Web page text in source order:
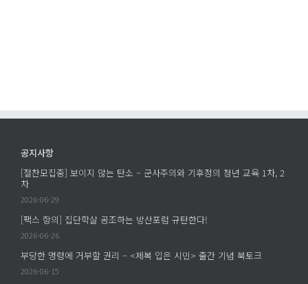
공지사항
[절찬모집중] 보이지 않는 탄소 – 군사주의와 기후정의 청년 교육 1차, 2
차
2026-06-29
[팩스 항의] 집단학살 공조하는 방산포럼 규탄한다!
2026-06-26
부당한 명령에 거부할 권리 – <제복 입은 시민> 출간 기념 북토크
2026-06-15